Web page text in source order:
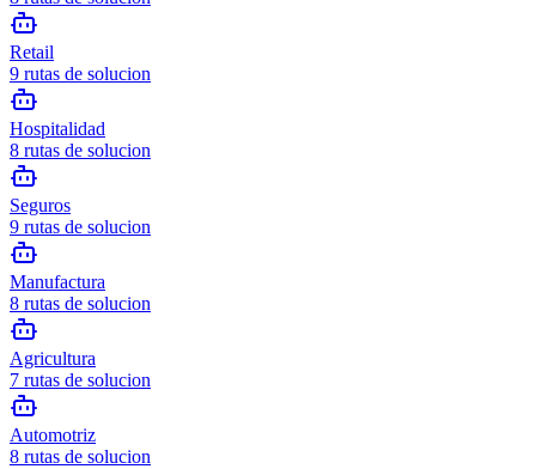
Retail
9 rutas de solucion
Hospitalidad
8 rutas de solucion
Seguros
9 rutas de solucion
Manufactura
8 rutas de solucion
Agricultura
7 rutas de solucion
Automotriz
8 rutas de solucion